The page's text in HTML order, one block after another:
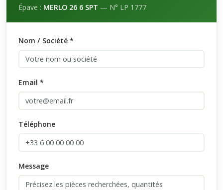
Épave : MERLO 26 6 SPT — N° LP 1777
Nom / Société *
Email *
Téléphone
Message